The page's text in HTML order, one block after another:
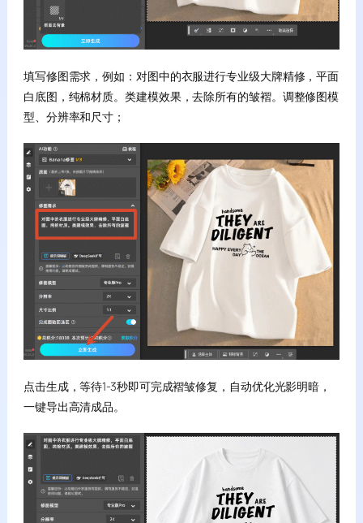
填写修图需求，例如：对图中的衣服进行专业级大牌精修，平面
白底图，纯棉材质。类建模效果，去除所有的皱褶。调整修图模
型、分辨率和尺寸；
点击生成，等待1-3秒即可完成褶皱修复，自动优化光影明暗，
一键导出高清成品。